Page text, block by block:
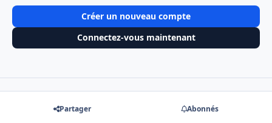
Créer un nouveau compte
Connectez-vous maintenant
Partager Abonnés